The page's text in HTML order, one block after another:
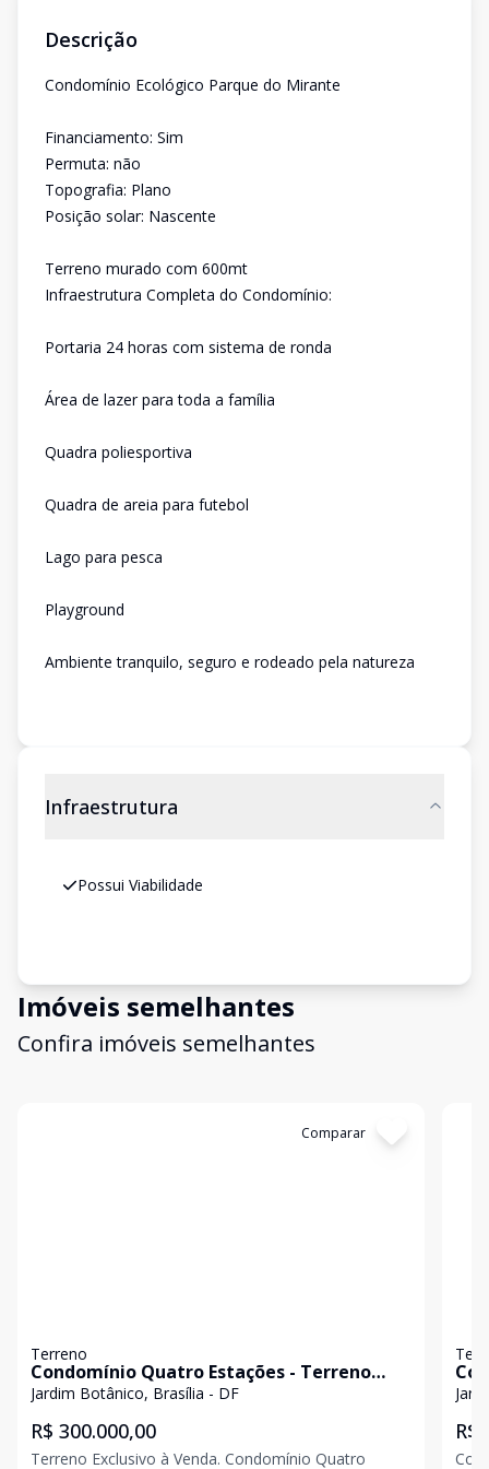
Descrição
Condomínio Ecológico Parque do Mirante
Financiamento: Sim
Permuta: não
Topografia: Plano
Posição solar: Nascente
Terreno murado com 600mt
Infraestrutura Completa do Condomínio:
Portaria 24 horas com sistema de ronda
Área de lazer para toda a família
Quadra poliesportiva
Quadra de areia para futebol
Lago para pesca
Playground
Ambiente tranquilo, seguro e rodeado pela natureza
Infraestrutura
Possui Viabilidade
Imóveis semelhantes
Confira imóveis semelhantes
Comparar
Terreno
Condomínio Quatro Estações - Terreno
escriturado com 713m² - Jardim Botânico
Jardim Botânico, Brasília - DF
R$ 300.000,00
Terreno Exclusivo à Venda. Condomínio Quatro
R$